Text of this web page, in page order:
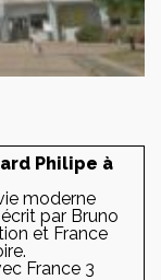
Philipe à
moderne
par Bruno
et France
France 3